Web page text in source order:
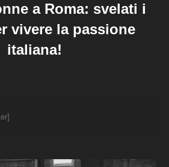
a Roma: svelati i
vivere la passione
italiana!